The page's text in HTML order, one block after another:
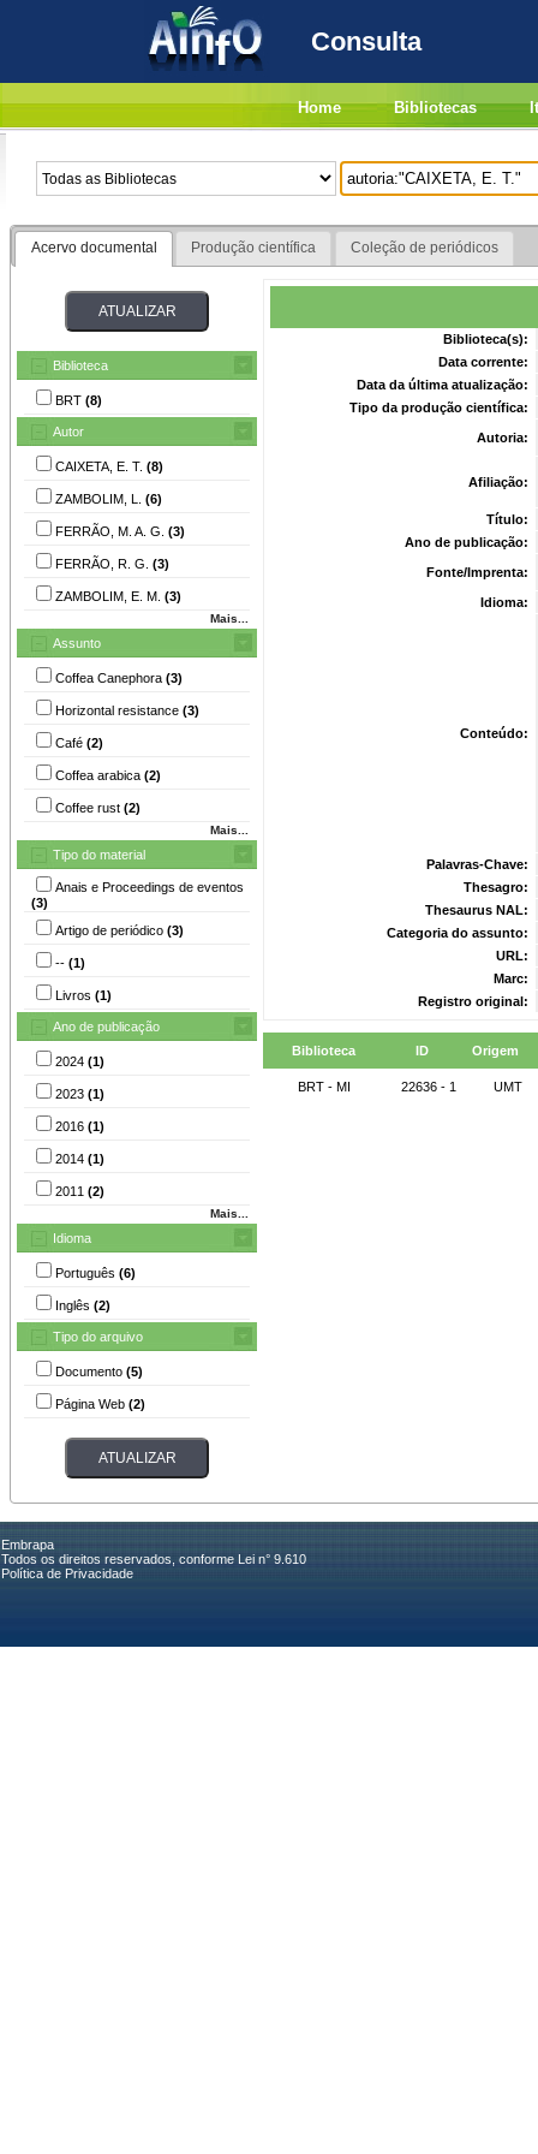
Consulta
Home Bibliotecas
Acervo documental Produção científica Coleção de periódicos
Biblioteca
BRT (8)
Autor
CAIXETA, E. T. (8)
ZAMBOLIM, L. (6)
FERRÃO, M. A. G. (3)
FERRÃO, R. G. (3)
ZAMBOLIM, E. M. (3)
Mais...
Assunto
Coffea Canephora (3)
Horizontal resistance (3)
Café (2)
Coffea arabica (2)
Coffee rust (2)
Mais...
Tipo do material
Anais e Proceedings de eventos
(3)
Artigo de periódico (3)
-- (1)
Livros (1)
Ano de publicação
2024 (1)
2023 (1)
2016 (1)
2014 (1)
2011 (2)
Mais...
Idioma
Português (6)
Inglês (2)
Tipo do arquivo
Documento (5)
Página Web (2)
Biblioteca(s):
Data corrente:
Data da última atualização:
Tipo da produção científica:
Autoria:
Afiliação:
Título:
Ano de publicação:
Fonte/Imprenta:
Idioma:
Conteúdo:
Palavras-Chave:
Thesagro:
Thesaurus NAL:
Categoria do assunto:
URL:
Marc:
Registro original:
Biblioteca ID Origem
BRT - MI 22636 - 1 UMT
Embrapa
Todos os direitos reservados, conforme Lei n° 9.610
Política de Privacidade